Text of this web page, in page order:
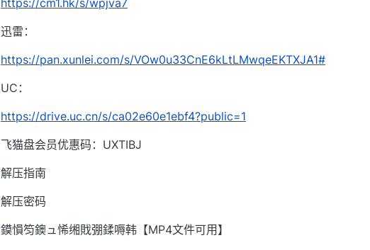
https://cm1.hk/s/wpjva7
迅雷：
https://pan.xunlei.com/s/VOw0u33CnE6kLtLMwqeEKTXJA1#
UC：
https://drive.uc.cn/s/ca02e60e1ebf4?public=1
飞猫盘会员优惠码：UXTIBJ
解压指南
解压密码
鏌愪笉鐭ュ悕缃戝弸鍒嗕韩【MP4文件可用】